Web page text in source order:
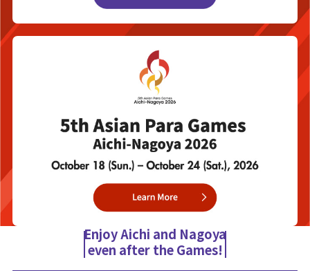
Enjoy Aichi and Nagoya
even after the Games!